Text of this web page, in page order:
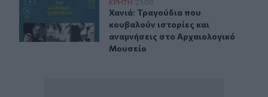
Χανιά: Τραγούδια που κουβαλούν ιστορίες και
Χανιά: Τραγούδια που κουβαλούν
Χανιά: Τραγούδια που
κουβαλούν ιστορίες και
αναμνήσεις στο Αρχαιολογικό
Μουσείο